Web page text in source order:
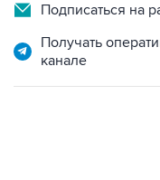
Подписаться на
Получать
канале